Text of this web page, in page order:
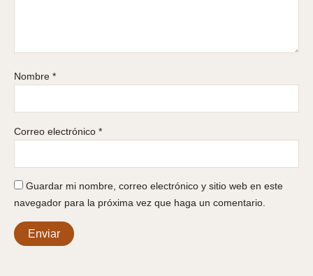
Nombre *
Correo electrónico *
Guardar mi nombre, correo electrónico y sitio web en este
navegador para la próxima vez que haga un comentario.